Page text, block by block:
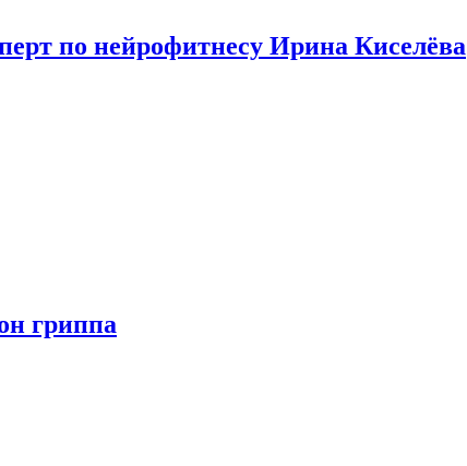
по нейрофитнесу Ирина Киселёва
гриппа